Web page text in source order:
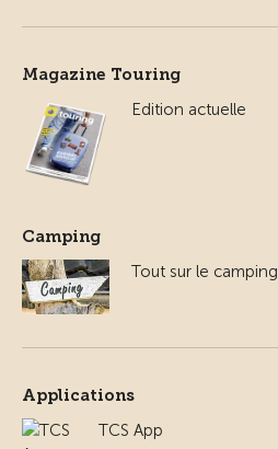
Magazine Touring
Edition actuelle
Camping
Tout sur le camping
Applications
TCS App